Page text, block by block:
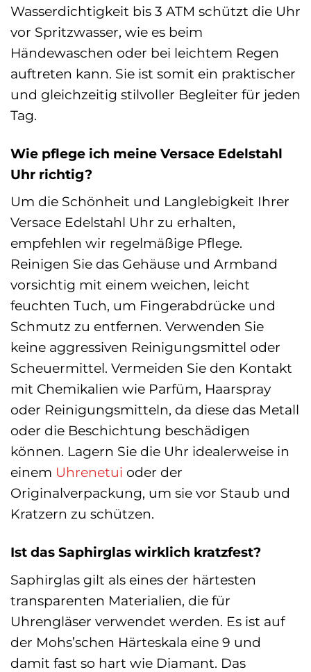
Wasserdichtigkeit bis 3 ATM schützt die Uhr
vor Spritzwasser, wie es beim
Händewaschen oder bei leichtem Regen
auftreten kann. Sie ist somit ein praktischer
und gleichzeitig stilvoller Begleiter für jeden
Tag.
Wie pflege ich meine Versace Edelstahl
Uhr richtig?
Um die Schönheit und Langlebigkeit Ihrer
Versace Edelstahl Uhr zu erhalten,
empfehlen wir regelmäßige Pflege.
Reinigen Sie das Gehäuse und Armband
vorsichtig mit einem weichen, leicht
feuchten Tuch, um Fingerabdrücke und
Schmutz zu entfernen. Verwenden Sie
keine aggressiven Reinigungsmittel oder
Scheuermittel. Vermeiden Sie den Kontakt
mit Chemikalien wie Parfüm, Haarspray
oder Reinigungsmitteln, da diese das Metall
oder die Beschichtung beschädigen
können. Lagern Sie die Uhr idealerweise in
einem Uhrenetui oder der
Originalverpackung, um sie vor Staub und
Kratzern zu schützen.
Ist das Saphirglas wirklich kratzfest?
Saphirglas gilt als eines der härtesten
transparenten Materialien, die für
Uhrengläser verwendet werden. Es ist auf
der Mohs’schen Härteskala eine 9 und
damit fast so hart wie Diamant. Das